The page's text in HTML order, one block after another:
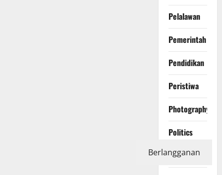
Pelalawan
Pemerintah
Pendidikan
Peristiwa
Photography
Politics
Polri
Berlangganan